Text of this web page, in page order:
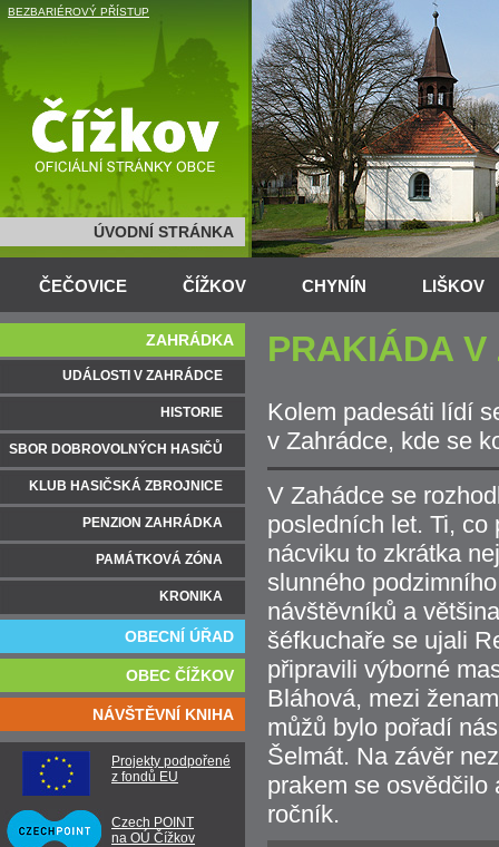
BEZBARIÉROVÝ PŘÍSTUP
ÚVODNÍ STRÁNKA
ČEČOVICE ČÍŽKOV CHYNÍN LIŠKOV
PRAKIÁDA
Kolem padesáti lídí
v Zahrádce, kde se
V Zahádce se
posledních let. Ti,
nácviku to zkrátka
slunného
návštěvníků a
šéfkuchaře se ujali
připravili výborné
Bláhová, mezi
můžů bylo pořadí
Šelmát. Na závěr
prakem se
ročník.
ZAHRÁDKA
UDÁLOSTI V ZAHRÁDCE
HISTORIE
SBOR DOBROVOLNÝCH HASIČŮ
KLUB HASIČSKÁ ZBROJNICE
PENZION ZAHRÁDKA
PAMÁTKOVÁ ZÓNA
KRONIKA
OBECNÍ ÚŘAD
OBEC ČÍŽKOV
NÁVŠTĚVNÍ KNIHA
Projekty podpořené
z fondů EU
Czech POINT
na OÚ Čížkov